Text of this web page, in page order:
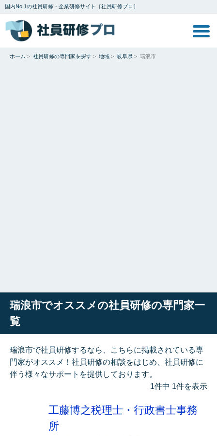
国内No.1の社員研修・企業研修サイト［社員研修プロ］
ホーム > 社員研修の専門家を探す > 地域 > 岐阜県 > 瑞浪市
瑞浪市でオススメの社員研修の専門家一
覧
瑞浪市で社員研修するなら、こちらに掲載されている専
門家がオススメ！社員研修の相談をはじめ、社員研修に
伴う様々なサポートを提供しております。
1件中 1件を表示
工藤博之税理士・行政書士事務
所